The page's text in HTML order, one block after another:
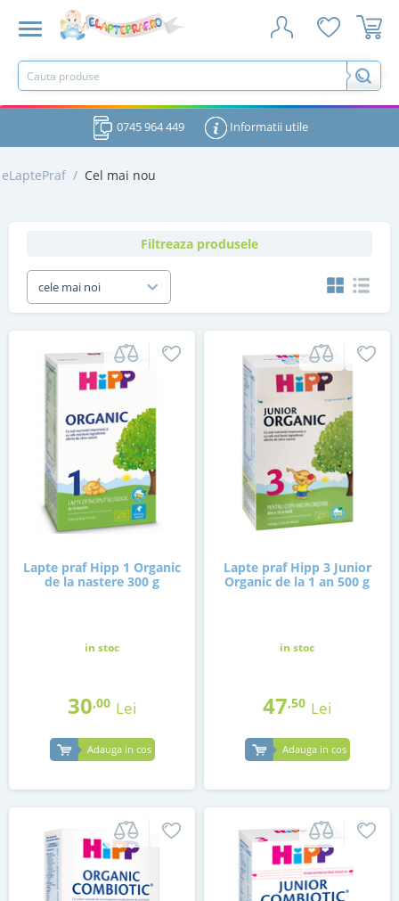
0745 964 449 Informatii utile
eLaptePraf / Cel mai nou
Filtreaza produsele
cele mai noi
Lapte praf Hipp 1 Organic
de la nastere 300 g
in stoc
30,00 Lei
Adauga in cos
Lapte praf Hipp 3 Junior
Organic de la 1 an 500 g
in stoc
47,50 Lei
Adauga in cos